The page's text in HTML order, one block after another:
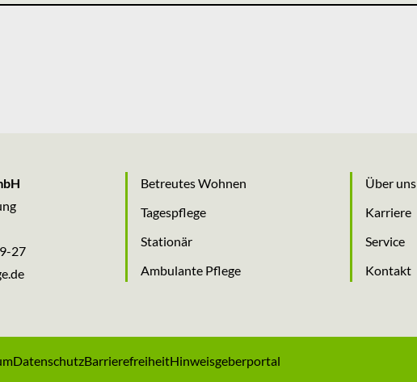
27
.de
Betreutes Wohnen
Tagespflege
Stationär
Ambulante Pflege
Über uns
Karriere
Service
Kontakt
DatenschutzBarrierefreiheitHinweisgeberportal